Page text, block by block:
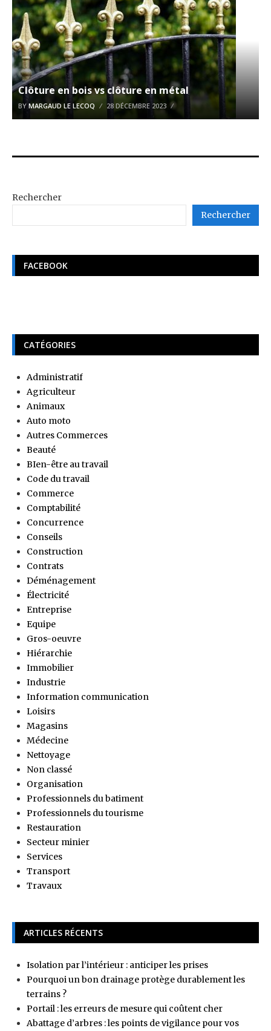
Clôture en bois vs clôture en métal
BY MARGAUD LE LECOQ 28 DÉCEMBRE 2023
Rechercher
Rechercher
FACEBOOK
CATÉGORIES
Administratif
Agriculteur
Animaux
Auto moto
Autres Commerces
Beauté
BIen-être au travail
Code du travail
Commerce
Comptabilité
Concurrence
Conseils
Construction
Contrats
Déménagement
Électricité
Entreprise
Equipe
Gros-oeuvre
Hiérarchie
Immobilier
Industrie
Information communication
Loisirs
Magasins
Médecine
Nettoyage
Non classé
Organisation
Professionnels du batiment
Professionnels du tourisme
Restauration
Secteur minier
Services
Transport
Travaux
ARTICLES RÉCENTS
Isolation par l’intérieur : anticiper les prises
Pourquoi un bon drainage protège durablement les
terrains ?
Portail : les erreurs de mesure qui coûtent cher
Abattage d’arbres : les points de vigilance pour vos